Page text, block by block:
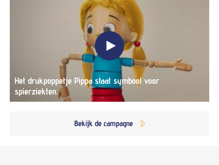
Het drukpoppetje Pippa staat symbool voor
spierziekten.
Bekijk de campagne